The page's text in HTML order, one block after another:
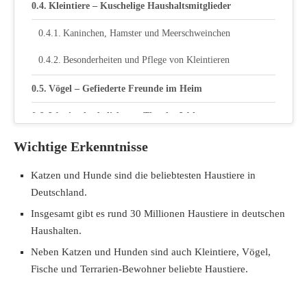
Kleintiere – Kuschelige Haushaltsmitglieder
Kaninchen, Hamster und Meerschweinchen
Besonderheiten und Pflege von Kleintieren
Vögel – Gefiederte Freunde im Heim
Was ist das beliebteste Tier der Welt
Globale Trends und Statistiken
Kulturelle und regionale Unterschiede
Wichtige Erkenntnisse
Katzen und Hunde sind die beliebtesten Haustiere in
Deutschland.
Insgesamt gibt es rund 30 Millionen Haustiere in deutschen
Haushalten.
Neben Katzen und Hunden sind auch Kleintiere, Vögel,
Fische und Terrarien-Bewohner beliebte Haustiere.